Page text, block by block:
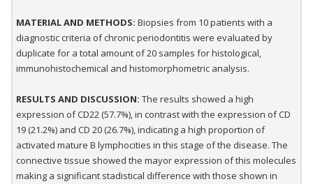
MATERIAL AND METHODS: Biopsies from 10 patients with a
diagnostic criteria of chronic periodontitis were evaluated by
duplicate for a total amount of 20 samples for histological,
immunohistochemical and histomorphometric analysis.
RESULTS AND DISCUSSION: The results showed a high
expression of CD22 (57.7%), in contrast with the expression of CD
19 (21.2%) and CD 20 (26.7%), indicating a high proportion of
activated mature B lymphocities in this stage of the disease. The
connective tissue showed the mayor expression of this molecules
making a significant stadistical difference with those shown in